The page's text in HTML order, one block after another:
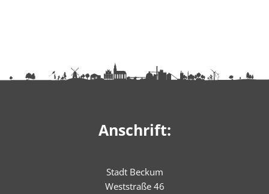
Anschrift:
Stadt Beckum
Weststraße 46